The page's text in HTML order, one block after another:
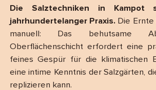
Die Salztechniken in Kampot
jahrhundertelanger Praxis. Die
manuell: Das behutsame
Oberflächenschicht erfordert eine
feines Gespür für die klimatischen
eine intime Kenntnis der Salzgärten,
replizieren kann.